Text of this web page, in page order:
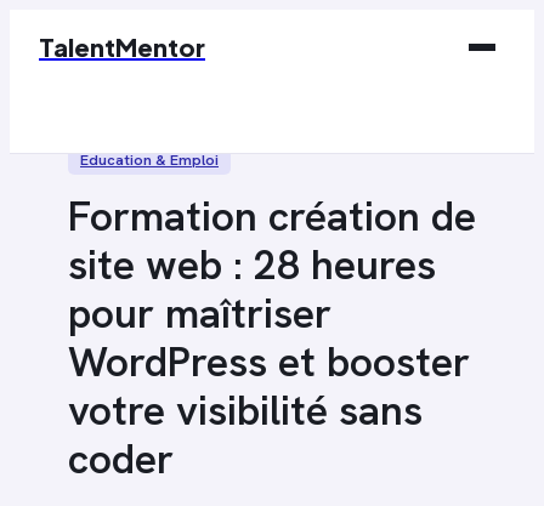
TalentMentor
Tech
Éducation & Emploi
Formation création de
site web : 28 heures
pour maîtriser
WordPress et booster
votre visibilité sans
coder